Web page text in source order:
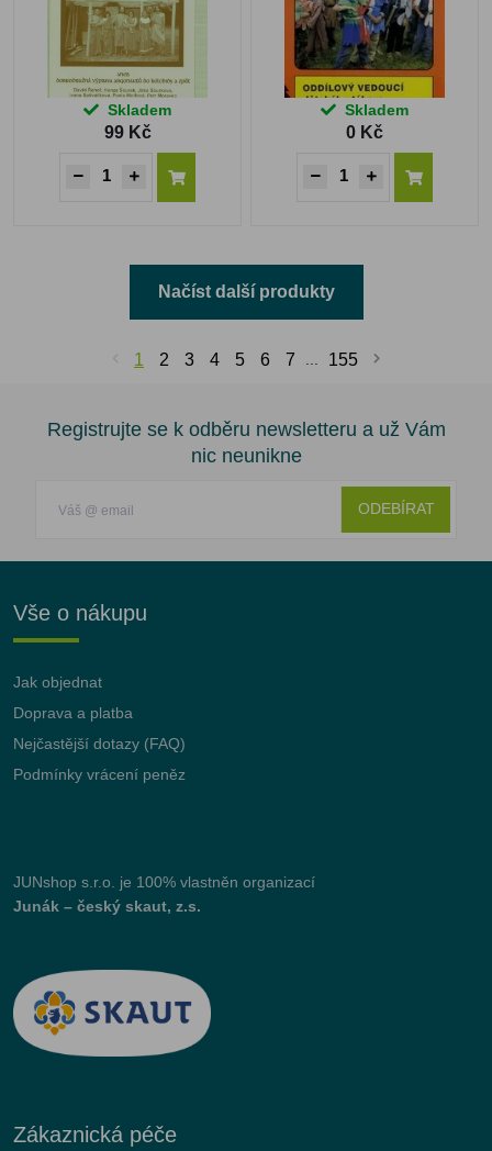
Skladem
99 Kč
Skladem
0 Kč
Načíst další produkty
1 2 3 4 5 6 7 155
Registrujte se k odběru newsletteru a už Vám
nic neunikne
ODEBÍRAT
Vše o nákupu
Jak objednat
Doprava a platba
Nejčastější dotazy (FAQ)
Podmínky vrácení peněz
JUNshop s.r.o.
je 100% vlastněn organizací
Junák – český skaut, z.s.
Zákaznická péče